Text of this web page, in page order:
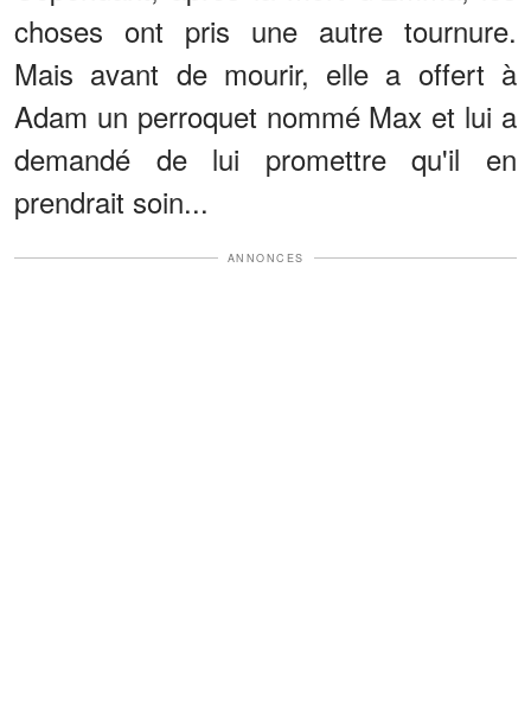
choses ont pris une autre tournure.
Mais avant de mourir, elle a offert à
Adam un perroquet nommé Max et lui a
demandé de lui promettre qu'il en
prendrait soin...
ANNONCES